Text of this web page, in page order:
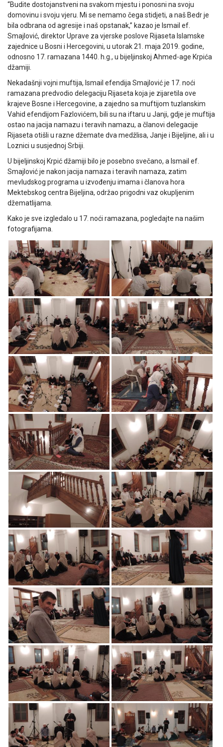
“Budite dostojanstveni na svakom mjestu i ponosni na svoju
domovinu i svoju vjeru. Mi se nemamo čega stidjeti, a naš Bedr je
bila odbrana od agresije i naš opstanak,” kazao je Ismail ef.
Smajlović, direktor Uprave za vjerske poslove Rijaseta Islamske
zajednice u Bosni i Hercegovini, u utorak 21. maja 2019. godine,
odnosno 17. ramazana 1440. h.g., u bijeljinskoj Ahmed-age Krpića
džamiji.
Nekadašnji vojni muftija, Ismail efendija Smajlović je 17. noći
ramazana predvodio delegaciju Rijaseta koja je zijaretila ove
krajeve Bosne i Hercegovine, a zajedno sa muftijom tuzlanskim
Vahid efendijom Fazlovićem, bili su na iftaru u Janji, gdje je muftija
ostao na jacija namazu i teravih namazu, a članovi delegacije
Rijaseta otišli u razne džemate dva medžlisa, Janje i Bijeljine, ali i u
Loznici u susjednoj Srbiji.
U bijeljinskoj Krpić džamiji bilo je posebno svečano, a Ismail ef.
Smajlović je nakon jacija namaza i teravih namaza, zatim
mevludskog programa u izvođenju imama i članova hora
Mektebskog centra Bijeljina, održao prigodni vaz okupljenim
džematlijama.
Kako je sve izgledalo u 17. noći ramazana, pogledajte na našim
fotografijama.